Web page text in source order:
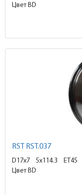
Цвет BD
RST RST.037
D17x7 5x114.3 ET45
Цвет BD